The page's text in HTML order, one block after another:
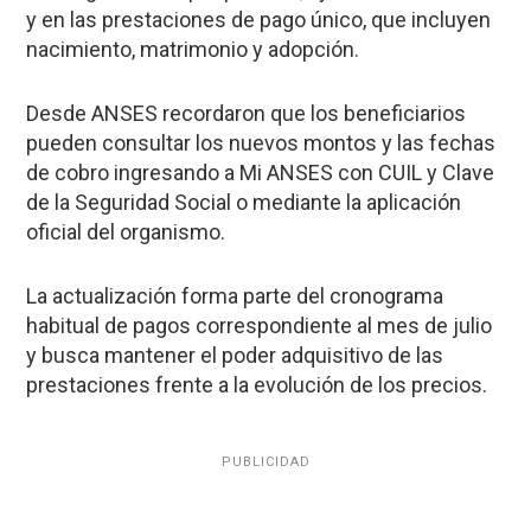
y en las prestaciones de pago único, que incluyen
nacimiento, matrimonio y adopción.
Desde ANSES recordaron que los beneficiarios
pueden consultar los nuevos montos y las fechas
de cobro ingresando a Mi ANSES con CUIL y Clave
de la Seguridad Social o mediante la aplicación
oficial del organismo.
La actualización forma parte del cronograma
habitual de pagos correspondiente al mes de julio
y busca mantener el poder adquisitivo de las
prestaciones frente a la evolución de los precios.
PUBLICIDAD